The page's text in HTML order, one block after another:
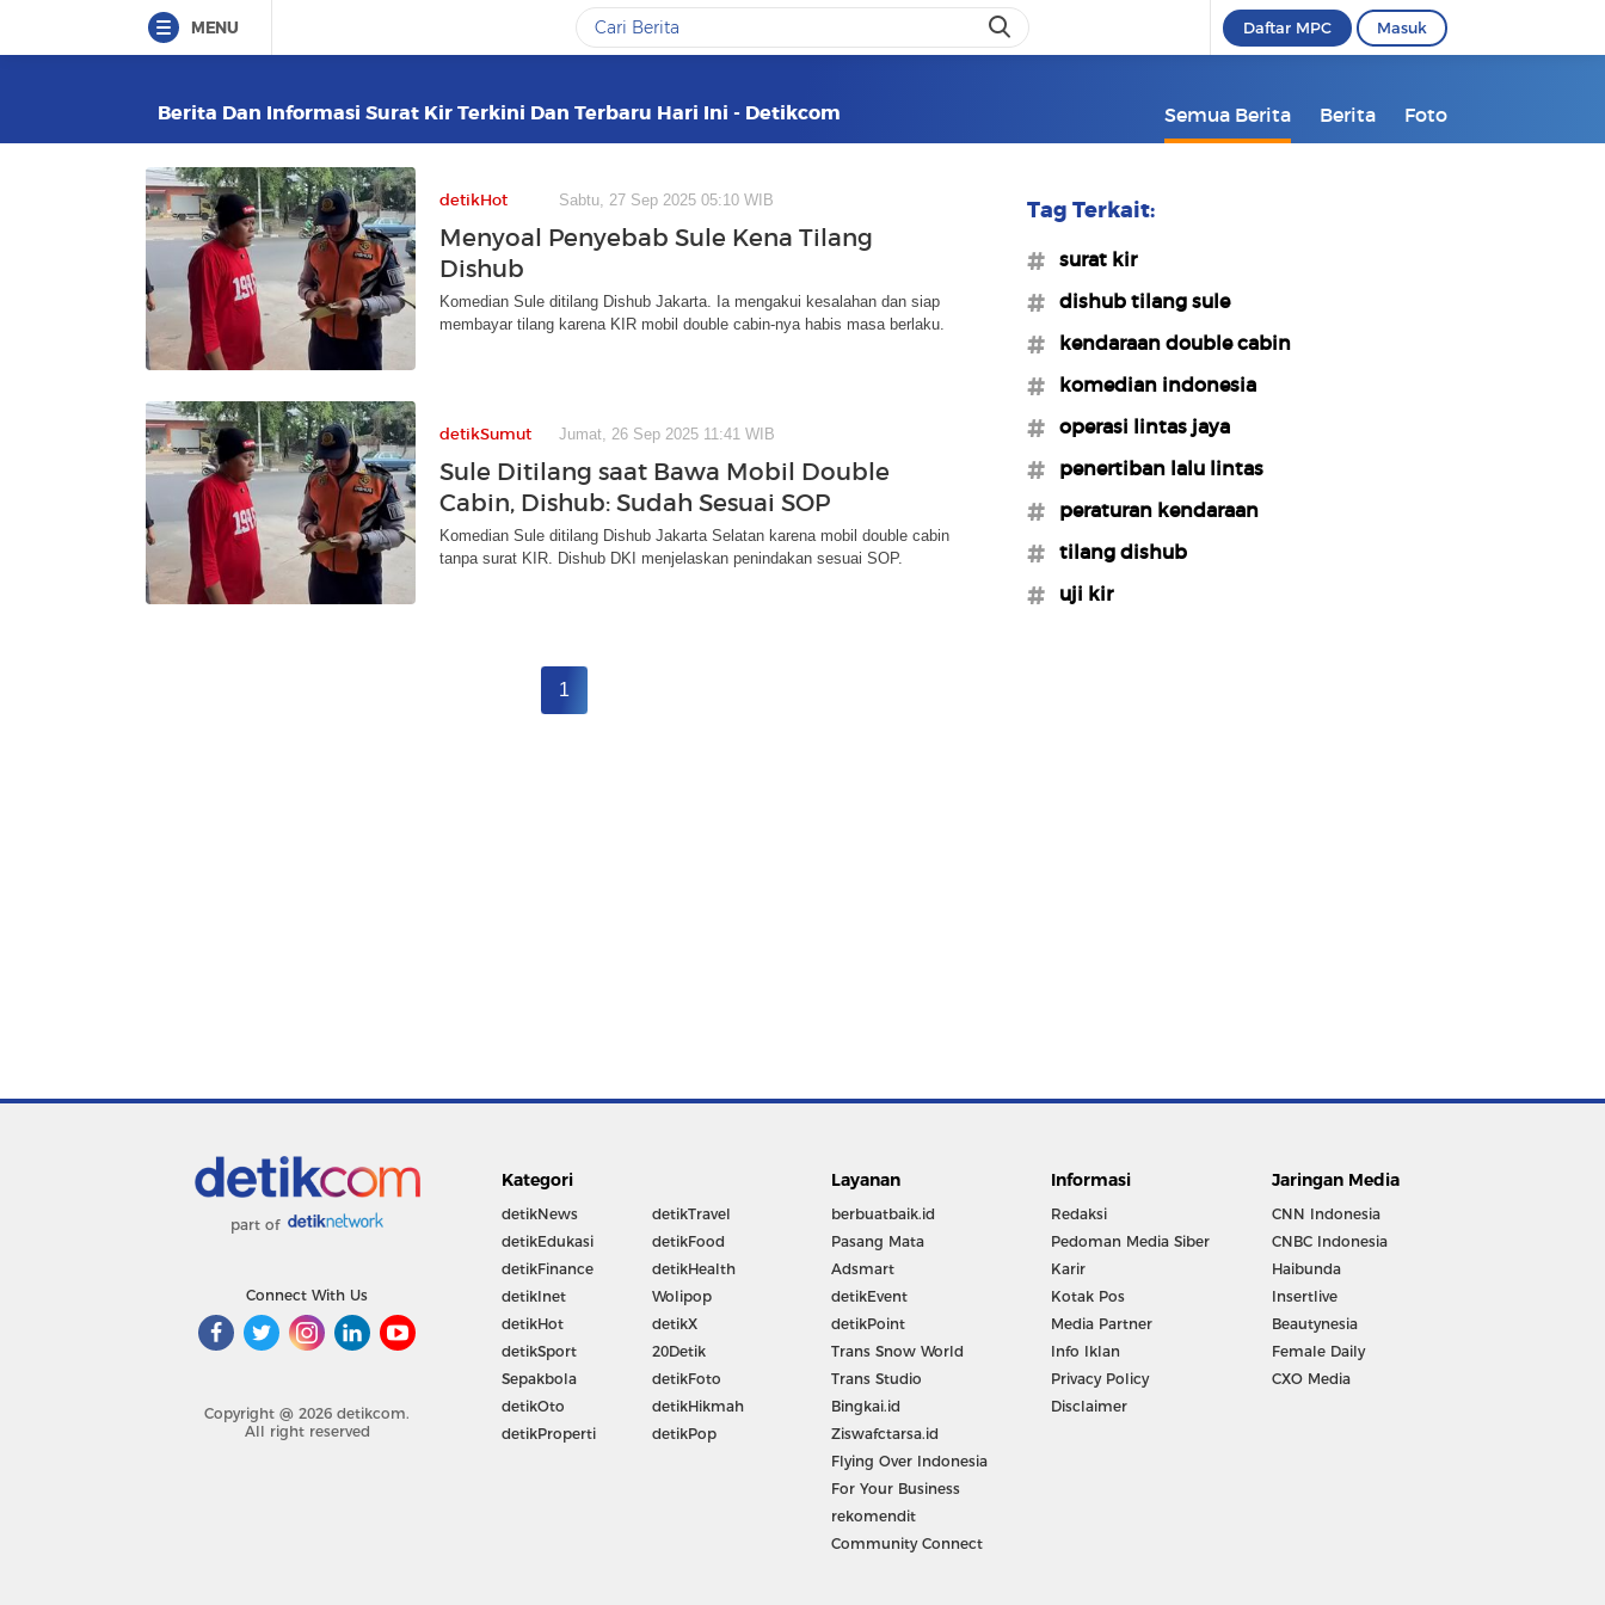
MENU Daftar MPC Masuk
Berita Dan Informasi Surat Kir Terkini Dan Terbaru Hari Ini - Detikcom Semua Berita Berita Foto
detikHot Sabtu, 27 Sep 2025 05:10 WIB
Menyoal Penyebab Sule Kena Tilang
Dishub
Komedian Sule ditilang Dishub Jakarta. Ia mengakui kesalahan dan siap
membayar tilang karena KIR mobil double cabin-nya habis masa berlaku.
detikSumut Jumat, 26 Sep 2025 11:41 WIB
Sule Ditilang saat Bawa Mobil Double
Cabin, Dishub: Sudah Sesuai SOP
Komedian Sule ditilang Dishub Jakarta Selatan karena mobil double cabin
tanpa surat KIR. Dishub DKI menjelaskan penindakan sesuai SOP.
1
Tag Terkait:
#surat kir
#dishub tilang sule
#kendaraan double cabin
#komedian indonesia
#operasi lintas jaya
#penertiban lalu lintas
#peraturan kendaraan
#tilang dishub
#uji kir
part of
Connect With Us
Copyright @ 2026 detikcom.
All right reserved
Kategori
detikNews
detikEdukasi
detikFinance
detikInet
detikHot
detikSport
Sepakbola
detikOto
detikProperti
detikTravel
detikFood
detikHealth
Wolipop
detikX
20Detik
detikFoto
detikHikmah
detikPop
Layanan
berbuatbaik.id
Pasang Mata
Adsmart
detikEvent
detikPoint
Trans Snow World
Trans Studio
Bingkai.id
Ziswafctarsa.id
Flying Over Indonesia
For Your Business
rekomendit
Community Connect
Informasi
Redaksi
Pedoman Media Siber
Karir
Kotak Pos
Media Partner
Info Iklan
Privacy Policy
Disclaimer
Jaringan Media
CNN Indonesia
CNBC Indonesia
Haibunda
Insertlive
Beautynesia
Female Daily
CXO Media